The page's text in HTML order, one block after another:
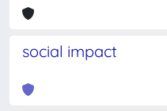
social impact